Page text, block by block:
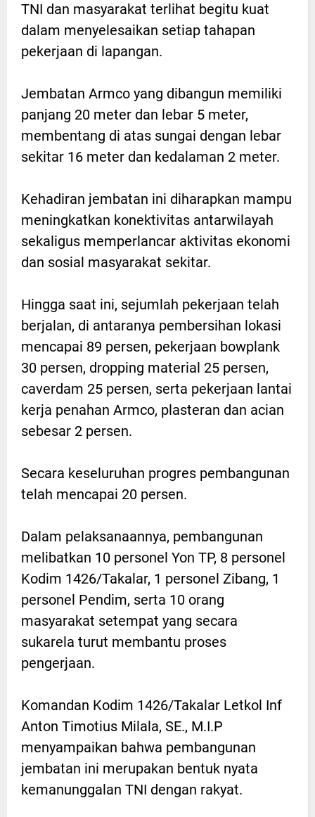
TNI dan masyarakat terlihat begitu kuat
dalam menyelesaikan setiap tahapan
pekerjaan di lapangan.
Jembatan Armco yang dibangun memiliki
panjang 20 meter dan lebar 5 meter,
membentang di atas sungai dengan lebar
sekitar 16 meter dan kedalaman 2 meter.
Kehadiran jembatan ini diharapkan mampu
meningkatkan konektivitas antarwilayah
sekaligus memperlancar aktivitas ekonomi
dan sosial masyarakat sekitar.
Hingga saat ini, sejumlah pekerjaan telah
berjalan, di antaranya pembersihan lokasi
mencapai 89 persen, pekerjaan bowplank
30 persen, dropping material 25 persen,
caverdam 25 persen, serta pekerjaan lantai
kerja penahan Armco, plasteran dan acian
sebesar 2 persen.
Secara keseluruhan progres pembangunan
telah mencapai 20 persen.
Dalam pelaksanaannya, pembangunan
melibatkan 10 personel Yon TP, 8 personel
Kodim 1426/Takalar, 1 personel Zibang, 1
personel Pendim, serta 10 orang
masyarakat setempat yang secara
sukarela turut membantu proses
pengerjaan.
Komandan Kodim 1426/Takalar Letkol Inf
Anton Timotius Milala, SE., M.I.P
menyampaikan bahwa pembangunan
jembatan ini merupakan bentuk nyata
kemanunggalan TNI dengan rakyat.